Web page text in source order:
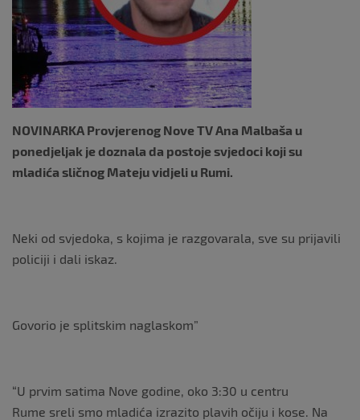
NOVINARKA Provjerenog Nove TV Ana Malbaša u
ponedjeljak je doznala da postoje svjedoci koji su
mladića sličnog Mateju vidjeli u Rumi.
Neki od svjedoka, s kojima je razgovarala, sve su prijavili
policiji i dali iskaz.
Govorio je splitskim naglaskom”
“U prvim satima Nove godine, oko 3:30 u centru
Rume sreli smo mladića izrazito plavih očiju i kose. Na